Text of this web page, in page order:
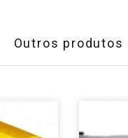
Outros produtos